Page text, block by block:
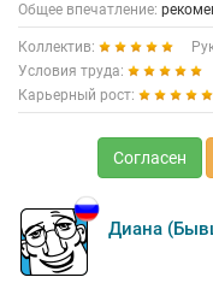
Общее впечатление:
Коллектив:
Условия труда:
Карьерный рост:
Согласен
Диана